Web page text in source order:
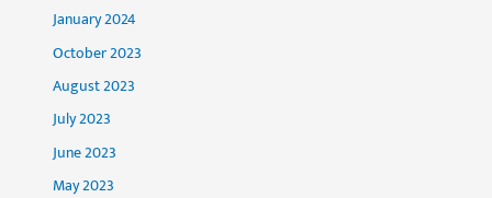
January 2024
October 2023
August 2023
July 2023
June 2023
May 2023